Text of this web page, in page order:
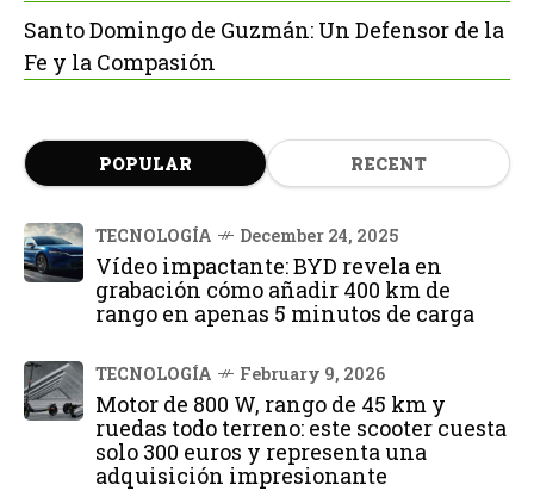
Santo Domingo de Guzmán: Un Defensor de la
Fe y la Compasión
POPULAR RECENT
TECNOLOGÍA December 24, 2025
Vídeo impactante: BYD revela en
grabación cómo añadir 400 km de
rango en apenas 5 minutos de carga
TECNOLOGÍA February 9, 2026
Motor de 800 W, rango de 45 km y
ruedas todo terreno: este scooter cuesta
solo 300 euros y representa una
adquisición impresionante